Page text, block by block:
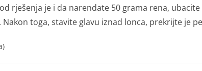
rješenja je i da narendate 50 grama rena,
Nakon toga, stavite glavu iznad lonca, prekrijte je